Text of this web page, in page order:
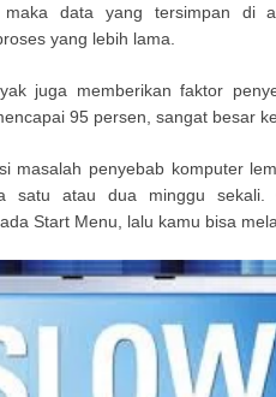
maka data yang tersimpan di
yang lebih lama.
juga memberikan faktor
95 persen, sangat besar
masalah penyebab komputer
satu atau dua minggu
Start Menu, lalu kamu bisa